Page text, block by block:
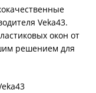
Veka43.
окон от
решением для